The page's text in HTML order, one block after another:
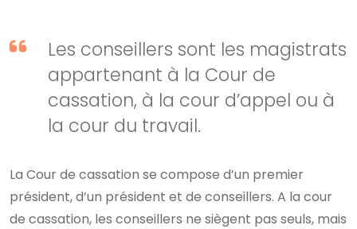
Les conseillers sont les magistrats
appartenant à la Cour de
cassation, à la cour d’appel ou à
la cour du travail.
La Cour de cassation se compose d’un premier
président, d’un président et de conseillers. A la cour
de cassation, les conseillers ne siègent pas seuls, mais